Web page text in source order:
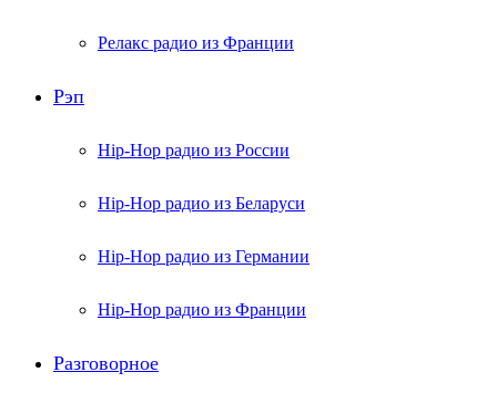
Релакс радио из Франции
Рэп
Hip-Hop радио из России
Hip-Hop радио из Беларуси
Hip-Hop радио из Германии
Hip-Hop радио из Франции
Разговорное